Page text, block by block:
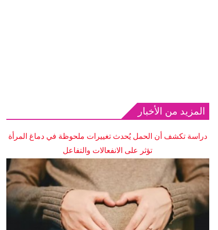
المزيد من الأخبار
دراسة تكشف أن الحمل يُحدث تغييرات ملحوظة في دماغ المرأة
تؤثر على الانفعالات والتفاعل